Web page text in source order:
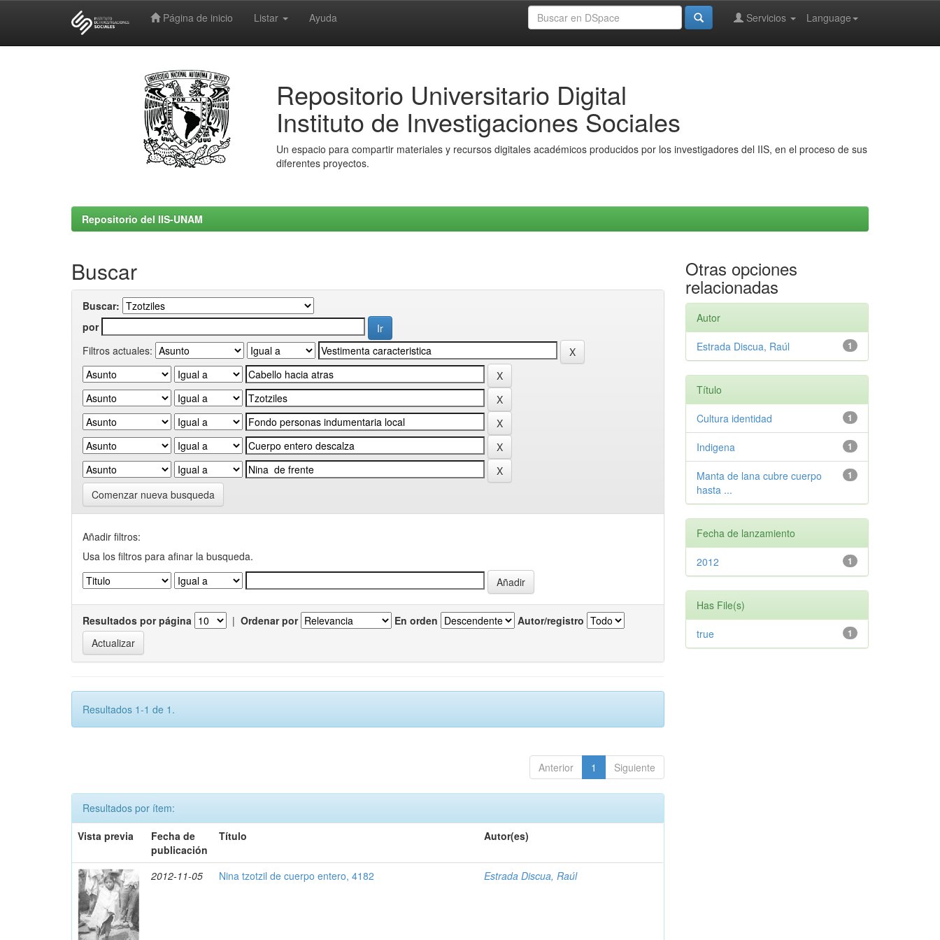
Página de inicio Listar Ayuda Language
Servicios
Repositorio Universitario Digital
Instituto de Investigaciones Sociales
Un espacio para compartir materiales y recursos digitales académicos producidos por los investigadores del IIS, en el proceso de sus
diferentes proyectos.
Repositorio del IIS-UNAM
Buscar
Buscar:
por
Filtros actuales:
Comenzar nueva busqueda
Añadir filtros:
Usa los filtros para afinar la busqueda.
Resultados por página | Ordenar por En orden Autor/registro
Resultados 1-1 de 1.
Anterior 1 Siguiente
Resultados por ítem:
Vista previa
Fecha de
publicación
Título Autor(es)
2012-11-05 Nina tzotzil de cuerpo entero, 4182 Estrada Discua, Raúl
Otras opciones
relacionadas
Autor
1
Estrada Discua, Raúl
Título
1
Cultura identidad
1
Indigena
1
Manta de lana cubre cuerpo
hasta ...
Fecha de lanzamiento
1
2012
Has File(s)
1
true